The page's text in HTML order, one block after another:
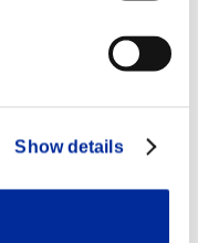
Show details